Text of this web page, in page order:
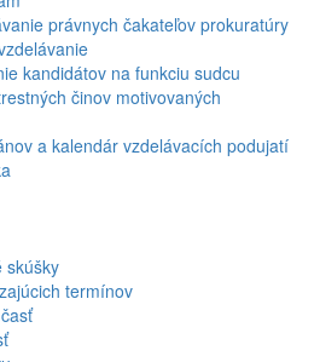
právnych čakateľov prokuratúry
kandidátov na funkciu sudcu
činov motivovaných
a kalendár vzdelávacích podujatí
skúšky
termínov